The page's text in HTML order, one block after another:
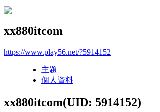
xx880itcom
https://www.play56.net/?5914152
主題
個人資料
xx880itcom(UID: 5914152)